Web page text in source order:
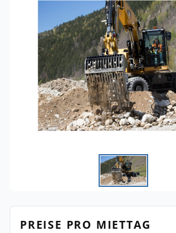
PREISE PRO MIETTAG